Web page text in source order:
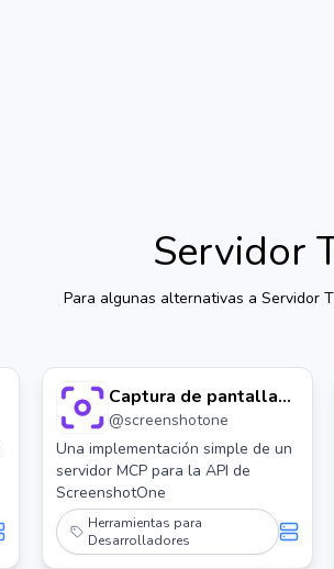
Servidor
Para algunas alternativas a Servidor
Captura de pantalla
del servidor Mcp
@screenshotone
Una implementación simple de un
servidor MCP para la API de
ScreenshotOne
Herramientas para
Desarrolladores